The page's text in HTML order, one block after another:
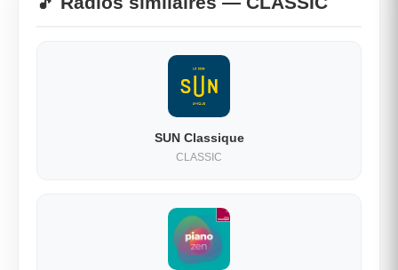
SUN Classique
CLASSIC